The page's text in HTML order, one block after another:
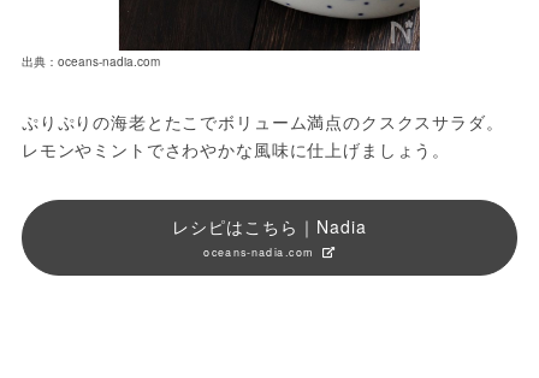
出典：oceans-nadia.com
ぷりぷりの海老とたこでボリューム満点のクスクスサラダ。
レモンやミントでさわやかな風味に仕上げましょう。
レシピはこちら｜Nadia
oceans-nadia.com